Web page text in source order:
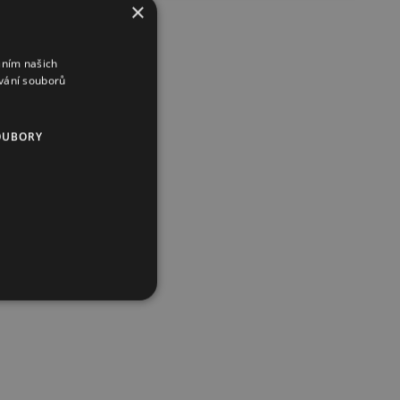
×
našich
souborů